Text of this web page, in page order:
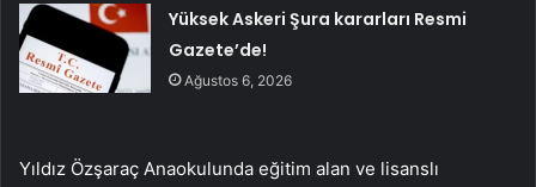
Yüksek Askeri Şura kararları Resmi
Gazete’de!
Ağustos 6, 2026
Yıldız Özşaraç Anaokulunda eğitim alan ve lisanslı